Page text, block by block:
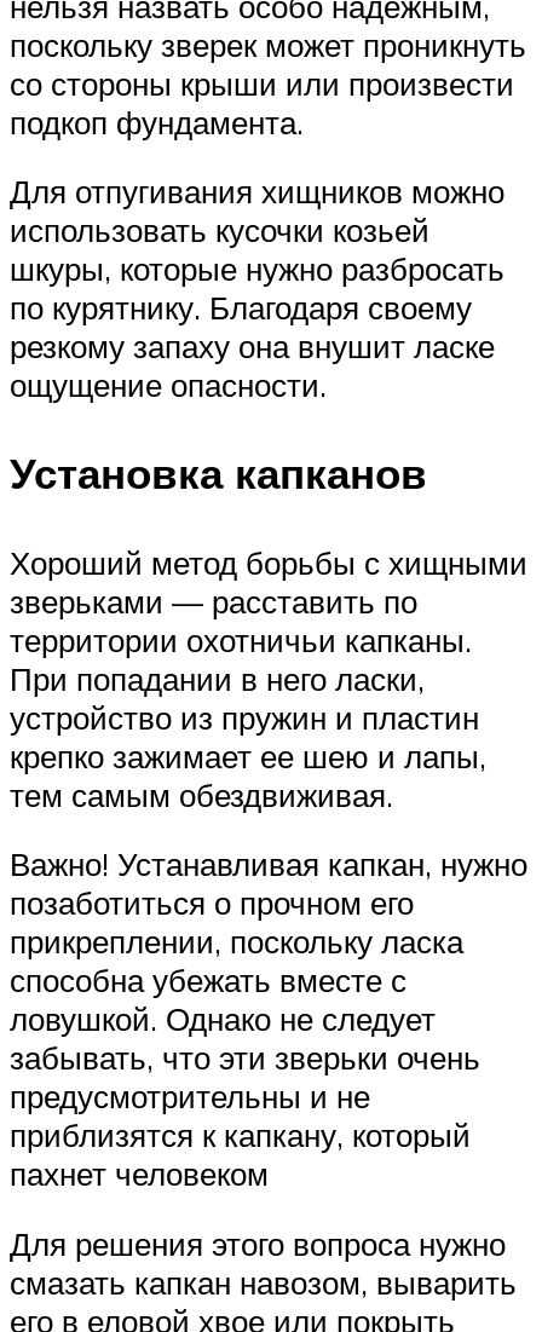
поскольку зверек может проникнуть
со стороны крыши или произвести
подкоп фундамента.
Для отпугивания хищников можно
использовать кусочки козьей
шкуры, которые нужно разбросать
по курятнику. Благодаря своему
резкому запаху она внушит ласке
ощущение опасности.
Установка капканов
Хороший метод борьбы с хищными
зверьками — расставить по
территории охотничьи капканы.
При попадании в него ласки,
устройство из пружин и пластин
крепко зажимает ее шею и лапы,
тем самым обездвиживая.
Важно! Устанавливая капкан, нужно
позаботиться о прочном его
прикреплении, поскольку ласка
способна убежать вместе с
ловушкой. Однако не следует
забывать, что эти зверьки очень
предусмотрительны и не
приблизятся к капкану, который
пахнет человеком
Для решения этого вопроса нужно
смазать капкан навозом, выварить
его в еловой хвое или покрыть